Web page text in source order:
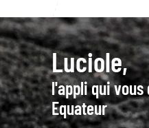
Luciole,
l'appli qui vous
Equateur